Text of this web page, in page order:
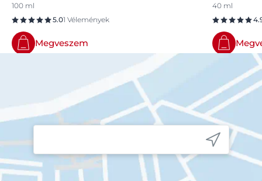
100 ml
5.01 Vélemények
Megveszem
40 ml